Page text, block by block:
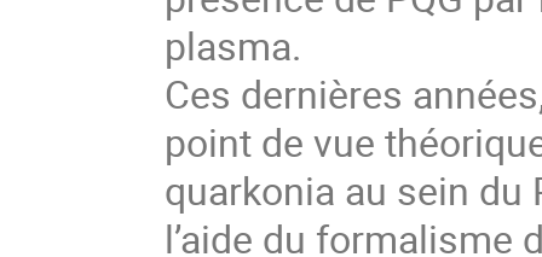
plasma.
Ces dernières
point de vue
quarkonia au sein du
l’aide du formalisme